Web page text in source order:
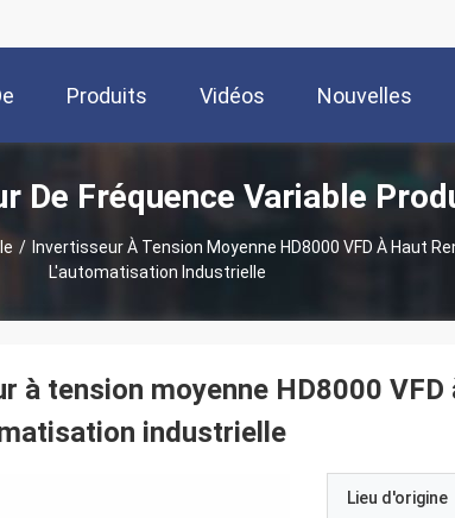
Produits Vidéos Nouvelles
De Fréquence Variable
/ Invertisseur À Tension Moyenne HD8000 VFD À Haut
L'automatisation Industrielle
à tension moyenne HD8000
industrielle
Lieu d'origine